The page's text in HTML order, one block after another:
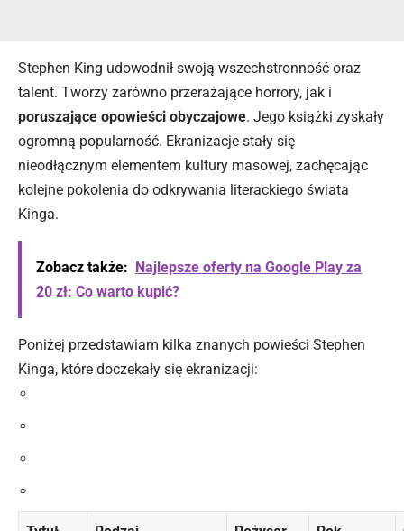
Stephen King udowodnił swoją wszechstronność oraz
talent. Tworzy zarówno przerażające horrory, jak i
poruszające opowieści obyczajowe. Jego książki zyskały
ogromną popularność. Ekranizacje stały się
nieodłącznym elementem kultury masowej, zachęcając
kolejne pokolenia do odkrywania literackiego świata
Kinga.
Zobacz także:
Najlepsze oferty na Google Play za
20 zł: Co warto kupić?
Poniżej przedstawiam kilka znanych powieści Stephen
Kinga, które doczekały się ekranizacji: